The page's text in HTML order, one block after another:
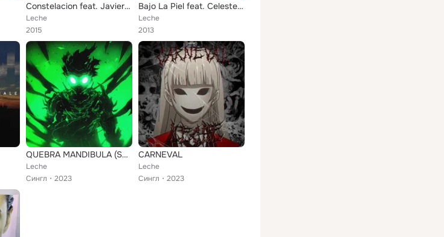
Constelacion feat. Javiera Benavente
Leche
2015
Bajo La Piel feat. Celeste Shaw
Leche
2013
QUEBRA MANDIBULA (Sped Up)
Leche
Сингл
2023
CARNEVAL
Leche
Сингл
2023